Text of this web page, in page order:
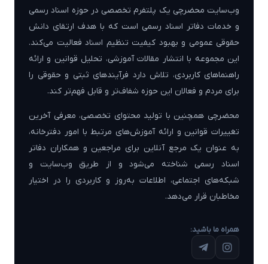
وب‌سایت محضرچی یک پلتفرم تخصصی در حوزه اسناد رسمی
و خدمات دفاتر اسناد رسمی است که با هدف ارتقای دانش
حقوقی عمومی و بهبود کیفیت تنظیم اسناد فعالیت می‌کند.
این مجموعه با انتشار مقالات آموزشی، تحلیل قوانین و ارائه
راهنماهای کاربردی، تلاش دارد فرآیندهای ثبتی و حقوقی را
برای مردم و فعالان این حوزه شفاف‌تر و قابل فهم‌تر کند.
محضرچی همچنین با تولید محتوای تخصصی، معرفی آخرین
تغییرات قوانین و ارائه آموزش‌های مرتبط با امور دفترخانه،
به عنوان یک مرجع آنلاین برای مراجعین و همکاران دفاتر
اسناد رسمی شناخته می‌شود و از طریق وب‌سایت و
شبکه‌های اجتماعی، اطلاعات به‌روز و کاربردی را در اختیار
مخاطبان قرار می‌دهد.
همراه ما باشید: